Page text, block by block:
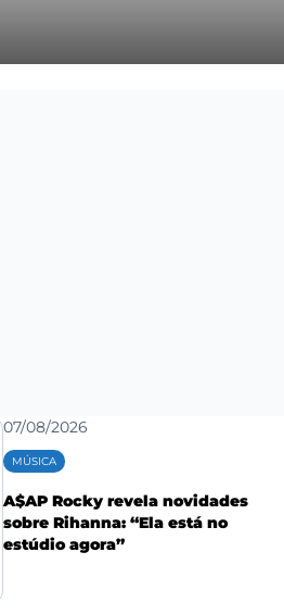
07/08/2026
MÚSICA
A$AP Rocky revela novidades
sobre Rihanna: “Ela está no
estúdio agora”